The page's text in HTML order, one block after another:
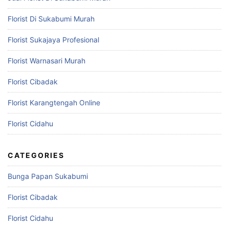
Florist Di Sukabumi Murah
Florist Sukajaya Profesional
Florist Warnasari Murah
Florist Cibadak
Florist Karangtengah Online
Florist Cidahu
CATEGORIES
Bunga Papan Sukabumi
Florist Cibadak
Florist Cidahu